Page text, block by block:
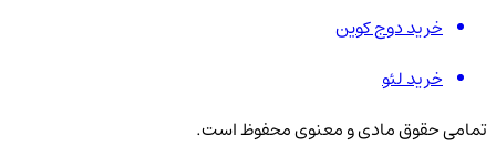
خرید دوج کوین
خرید لئو
تمامی حقوق مادی و معنوی محفوظ است.